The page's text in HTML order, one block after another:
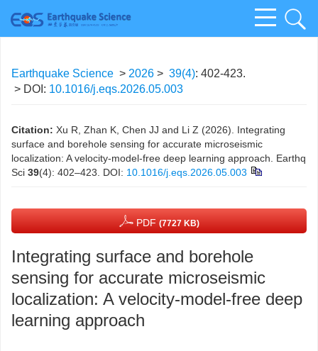
Earthquake Science > 2026 > 39(4): 402-423.
> DOI: 10.1016/j.eqs.2026.05.003
Citation: Xu R, Zhan K, Chen JJ and Li Z (2026). Integrating
surface and borehole sensing for accurate microseismic
localization: A velocity-model-free deep learning approach. Earthq
Sci 39(4): 402–423. DOI: 10.1016/j.eqs.2026.05.003
PDF (7727 KB)
Integrating surface and borehole
sensing for accurate microseismic
localization: A velocity-model-free deep
learning approach